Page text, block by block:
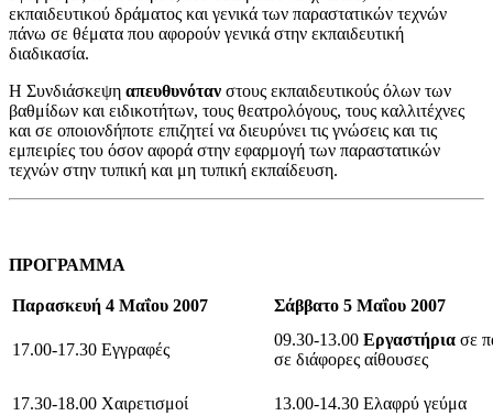
εκπαιδευτικού δράματος και γενικά των παραστατικών τεχνών
πάνω σε θέματα που αφορούν γενικά στην εκπαιδευτική
διαδικασία.
Η Συνδιάσκεψη απευθυνόταν στους εκπαιδευτικούς όλων των
βαθμίδων και ειδικοτήτων, τους θεατρολόγους, τους καλλιτέχνες
και σε οποιονδήποτε επιζητεί να διευρύνει τις γνώσεις και τις
εμπειρίες του όσον αφορά στην εφαρμογή των παραστατικών
τεχνών στην τυπική και μη τυπική εκπαίδευση.
ΠΡΟΓΡΑΜΜΑ
Παρασκευή 4 Μαΐου 2007 Σάββατο 5 Μαΐου 2007
17.00-17.30 Εγγραφές
09.30-13.00 Εργαστήρια σε
σε διάφορες αίθουσες
17.30-18.00 Χαιρετισμοί 13.00-14.30 Ελαφρύ γεύμα